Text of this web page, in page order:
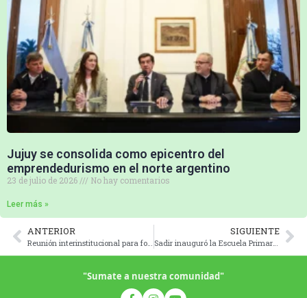
Jujuy se consolida como epicentro del
emprendedurismo en el norte argentino
23 de julio de 2026 No hay comentarios
Leer más »
ANTERIOR SIGUIENTE
Sadir inauguró la Escuela Primaria N° 211 “Gendarmería Nacional” en Olaroz Chico
"Sumate a nuestra comunidad"